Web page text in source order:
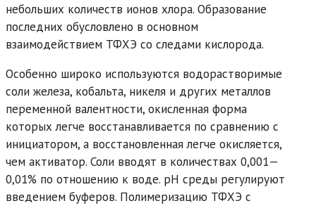
небольших количеств ионов хлора. Образование
последних обусловлено в основном
взаимодействием ТФХЭ со следами кислорода.
Особенно широко используются водорастворимые
соли железа, кобальта, никеля и других металлов
переменной валентности, окисленная форма
которых легче восстанавливается по сравнению с
инициатором, а восстановленная легче окисляется,
чем активатор. Соли вводят в количествах 0,001—
0,01% по отношению к воде. pH среды регулируют
введением буферов. Полимеризацию ТФХЭ с